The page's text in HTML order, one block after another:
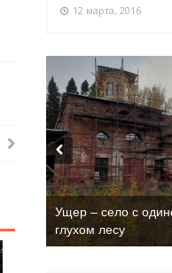
12 марта, 2016
Ущер – село с
глухом лесу